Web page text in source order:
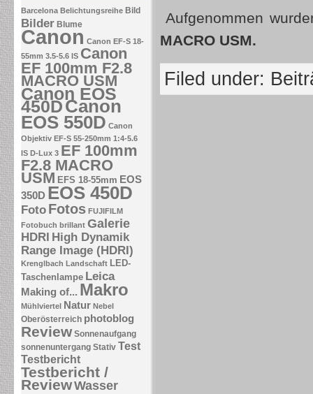
Barcelona Belichtungsreihe Bild
Bilder Blume
Canon Canon EF-S 18-
55mm 3.5-5.6 IS Canon
EF 100mm F2.8
MACRO USM
Canon EOS
450DCanon
EOS 550D Canon
Objektiv EF-S 55-250mm 1:4-5.6
IS D-Lux 3 EF 100mm
F2.8 MACRO
USM EFS 18-55mm EOS
350D EOS 450D
Foto Fotos FUJIFILM
Fotobuch brillant Galerie
HDRI High Dynamik
Range Image (HDRI)
Krenglbach Landschaft LED-
Taschenlampe Leica
Making of... Makro
Mühlviertel Natur Nebel
Oberösterreich photoblog
Review Sonnenaufgang
sonnenuntergang Stativ Test
Testbericht
Testbericht /
ReviewWasser
Aufgenommen
MACRO USM.
Filed under: